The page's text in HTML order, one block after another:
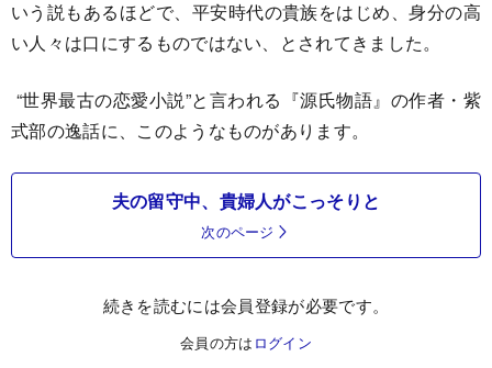
いう説もあるほどで、平安時代の貴族をはじめ、身分の高
い人々は口にするものではない、とされてきました。
“世界最古の恋愛小説”と言われる『源氏物語』の作者・紫
式部の逸話に、このようなものがあります。
夫の留守中、貴婦人がこっそりと
次のページ
続きを読むには会員登録が必要です。
会員の方は ログイン